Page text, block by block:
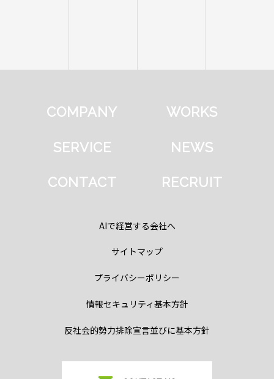
COMPANY WORKS
SERVICE NEWS
CONTACT RECRUIT
AIで経営する会社へ
サイトマップ
プライバシーポリシー
情報セキュリティ基本方針
反社会的勢力排除宣言並びに基本方針